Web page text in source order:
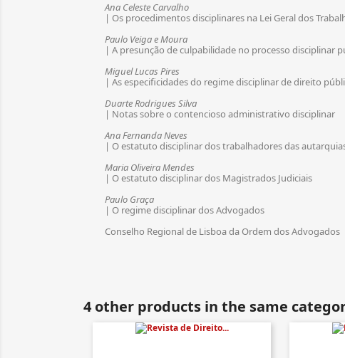
Ana Celeste Carvalho
| Os procedimentos disciplinares na Lei Geral dos
Paulo Veiga e Moura
| A presunção de culpabilidade no processo disciplinar
Miguel Lucas Pires
| As especificidades do regime disciplinar de direito
Duarte Rodrigues Silva
| Notas sobre o contencioso administrativo disciplinar
Ana Fernanda Neves
| O estatuto disciplinar dos trabalhadores das
Maria Oliveira Mendes
| O estatuto disciplinar dos Magistrados Judiciais
Paulo Graça
| O regime disciplinar dos Advogados
Conselho Regional de Lisboa da Ordem dos Advogados
4 other products in the same